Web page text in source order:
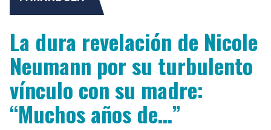
La dura revelación de Nicole
Neumann por su turbulento
vínculo con su madre:
“Muchos años de…”